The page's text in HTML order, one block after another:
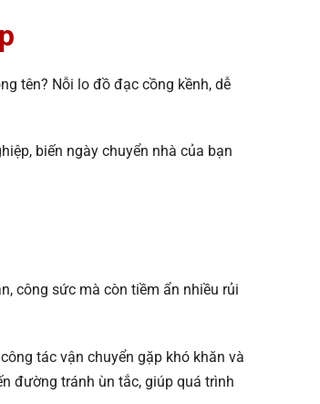
tên? Nỗi lo đồ đạc cồng kềnh, dễ
biến ngày chuyển nhà của bạn
công sức mà còn tiềm ẩn nhiều rủi
tác vận chuyển gặp khó khăn và
đường tránh ùn tắc, giúp quá trình